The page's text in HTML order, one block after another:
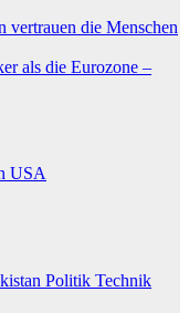
vertrauen die Menschen
als die Eurozone –
USA
Politik Technik